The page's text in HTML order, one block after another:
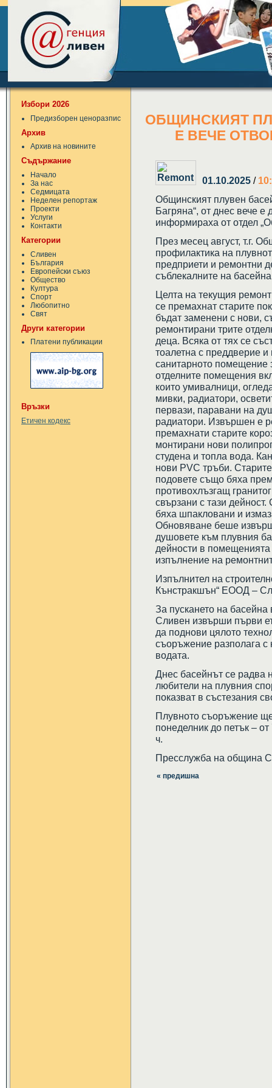
Избори 2026
Предизборен ценоразпис
Архив
Архив на новините
Съдържание
Начало
За нас
Седмицата
Неделен репортаж
Проекти
Услуги
Контакти
Категории
Сливен
България
Европейски съюз
Общество
Култура
Спорт
Любопитно
Свят
Други категории
Платени публикации
Връзки
Етичен кодекс
ОБЩИНСКИЯТ
Е ВЕЧЕ
01.10.2025 /
Общинският плувен
Багряна“, от днес вече е
информираха от отдел
През месец август, т.г.
профилактика на
предприети и ремонтни
съблекалните на
Целта на текущия
се премахнат старите
бъдат заменени с нови,
ремонтирани трите
деца. Всяка от тях се
тоалетна с преддверие
санитарното помещение
отделните помещения
които умивалници,
мивки, радиатори,
первази, паравани на
радиатори. Извършен е
премахнати старите
монтирани нови
студена и топла вода.
нови PVC тръби.
подовете също бяха
противохлъзгащ
свързани с тази
бяха шпакловани и
Обновяване беше
душовете към плувния
дейности в
изпълнение на
Изпълнител на
Кънстракшън“ ЕООД –
За пускането на
Сливен извърши първи
да поднови цялото
съоръжение разполага с
водата.
Днес басейнът се радва
любители на плувния
показват в състезания
Плувното съоръжение
понеделник до петък –
ч.
Пресслужба на община
« предишна